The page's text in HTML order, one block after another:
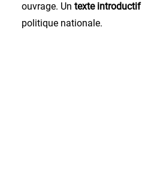
ouvrage. Un texte introductif
politique nationale.